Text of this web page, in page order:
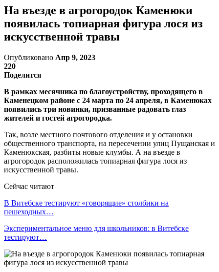
На въезде в агрогородок Каменюки
появилась топиарная фигура лося из
искусственной травы
Опубликовано Апр 9, 2023
220
Поделится
В рамках месячника по благоустройству, проходящего в
Каменецком районе с 24 марта по 24 апреля, в Каменюках
появились три новинки, призванные радовать глаз
жителей и гостей агрогородка.
Так, возле местного почтового отделения и у остановки
общественного транспорта, на пересечении улиц Пущанская и
Каменюкская, разбиты новые клумбы. А на въезде в
агрогородок расположилась топиарная фигура лося из
искусственной травы.
Сейчас читают
В Витебске тестируют «говорящие» столбики на
пешеходных…
Экспериментальное меню для школьников: в Витебске
тестируют…